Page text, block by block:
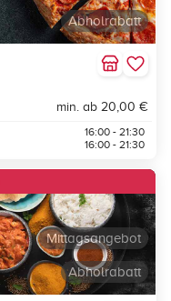
Abholrabatt
min. ab 20,00 €
16:00 - 21:30
16:00 - 21:30
Abholrabatt
Mittagsangebot